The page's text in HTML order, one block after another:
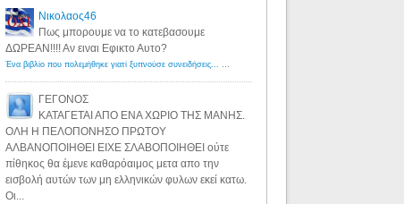
Νικολαος46
Πως μπορουμε να το κατεβασουμε
ΔΩΡΕΑΝ!!!! Αν ειναι Εφικτο Αυτο?
Ένα βιβλίο που πολεμήθηκε γιατί ξυπνούσε συνειδήσεις... - Λόγιος Ερμής | Η γνώση ξεκινάει με την αναζήτηση...
ΓΕΓΟΝΟΣ
ΚΑΤΑΓΕΤΑΙ ΑΠΟ ΕΝΑ ΧΩΡΙΟ ΤΗΣ ΜΑΝΗΣ.
ΟΛΗ Η ΠΕΛΟΠΟΝΗΣΟ ΠΡΩΤΟΥ
ΑΛΒΑΝΟΠΟΙΗΘΕΙ ΕΙΧΕ ΣΛΑΒΟΠΟΙΗΘΕΙ ούτε
πίθηκος θα έμενε καθαρόαιμος μετα απο την
εισβολή αυτών των μη ελληνικών φυλων εκεί κατω.
Οι...